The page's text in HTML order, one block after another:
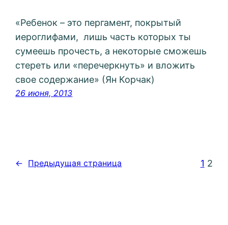
«Ребенок – это пергамент, покрытый
иероглифами, лишь часть которых ты
сумеешь прочесть, а некоторые сможешь
стереть или «перечеркнуть» и вложить
свое содержание» (Ян Корчак)
26 июня, 2013
← Предыдущая страница 1 2